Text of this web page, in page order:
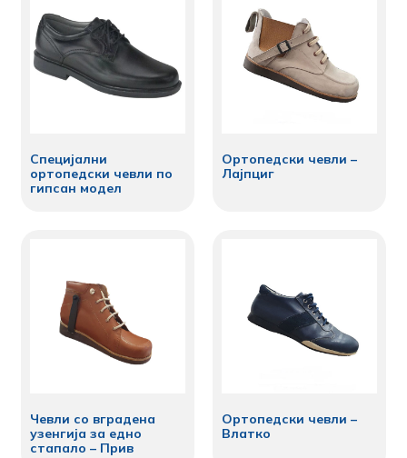
Специјални
ортопедски чевли по
гипсан модел
Ортопедски чевли –
Лајпциг
Чевли со вградена
узенгија за едно
стапало – Прив
Ортопедски чевли –
Влатко